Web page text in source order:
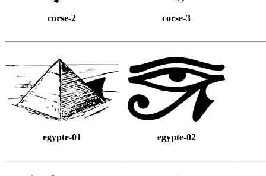
corse-2 corse-3
egypte-01 egypte-02